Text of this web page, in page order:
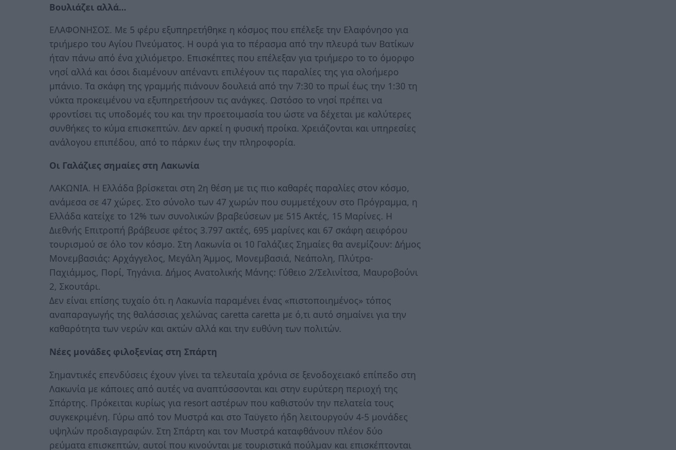
Βουλιάζει αλλά…
ΕΛΑΦΟΝΗΣΟΣ. Mε 5 φέρυ εξυπηρετήθηκε η κόσμος που επέλεξε την Ελαφόνησο για
τριήμερο του Αγίου Πνεύματος. Η ουρά για το πέρασμα από την πλευρά των Βατίκων
ήταν πάνω από ένα χιλιόμετρο. Επισκέπτες που επέλεξαν για τριήμερο το το όμορφο
νησί αλλά και όσοι διαμένουν απέναντι επιλέγουν τις παραλίες της για ολοήμερο
μπάνιο. Τα σκάφη της γραμμής πιάνουν δουλειά από την 7:30 το πρωί έως την 1:30 τη
νύκτα προκειμένου να εξυπηρετήσουν τις ανάγκες. Ωστόσο το νησί πρέπει να
φροντίσει τις υποδομές του και την προετοιμασία του ώστε να δέχεται με καλύτερες
συνθήκες το κύμα επισκεπτών. Δεν αρκεί η φυσική προίκα. Χρειάζονται και υπηρεσίες
ανάλογου επιπέδου, από το πάρκιν έως την πληροφορία.
Οι Γαλάζιες σημαίες στη Λακωνία
ΛΑΚΩΝΙΑ. Η Ελλάδα βρίσκεται στη 2η θέση με τις πιο καθαρές παραλίες στον κόσμο,
ανάμεσα σε 47 χώρες. Στο σύνολο των 47 χωρών που συμμετέχουν στο Πρόγραμμα, η
Ελλάδα κατείχε το 12% των συνολικών βραβεύσεων με 515 Ακτές, 15 Μαρίνες. Η
Διεθνής Επιτροπή βράβευσε φέτος 3.797 ακτές, 695 μαρίνες και 67 σκάφη αειφόρου
τουρισμού σε όλο τον κόσμο. Στη Λακωνία οι 10 Γαλάζιες Σημαίες θα ανεμίζουν: Δήμος
Μονεμβασιάς: Αρχάγγελος, Μεγάλη Άμμος, Μονεμβασιά, Νεάπολη, Πλύτρα-
Παχιάμμος, Πορί, Τηγάνια. Δήμος Ανατολικής Μάνης: Γύθειο 2/Σελινίτσα, Μαυροβούνι
2, Σκουτάρι.
Δεν είναι επίσης τυχαίο ότι η Λακωνία παραμένει ένας «πιστοποιημένος» τόπος
αναπαραγωγής της θαλάσσιας χελώνας caretta caretta με ό,τι αυτό σημαίνει για την
καθαρότητα των νερών και ακτών αλλά και την ευθύνη των πολιτών.
Νέες μονάδες φιλοξενίας στη Σπάρτη
Σημαντικές επενδύσεις έχουν γίνει τα τελευταία χρόνια σε ξενοδοχειακό επίπεδο στη
Λακωνία με κάποιες από αυτές να αναπτύσσονται και στην ευρύτερη περιοχή της
Σπάρτης. Πρόκειται κυρίως για resort αστέρων που καθιστούν την πελατεία τους
συγκεκριμένη. Γύρω από τον Μυστρά και στο Ταϋγετο ήδη λειτουργούν 4-5 μονάδες
υψηλών προδιαγραφών. Στη Σπάρτη και τον Μυστρά καταφθάνουν πλέον δύο
ρεύματα επισκεπτών, αυτοί που κινούνται με τουριστικά πούλμαν και επισκέπτονται